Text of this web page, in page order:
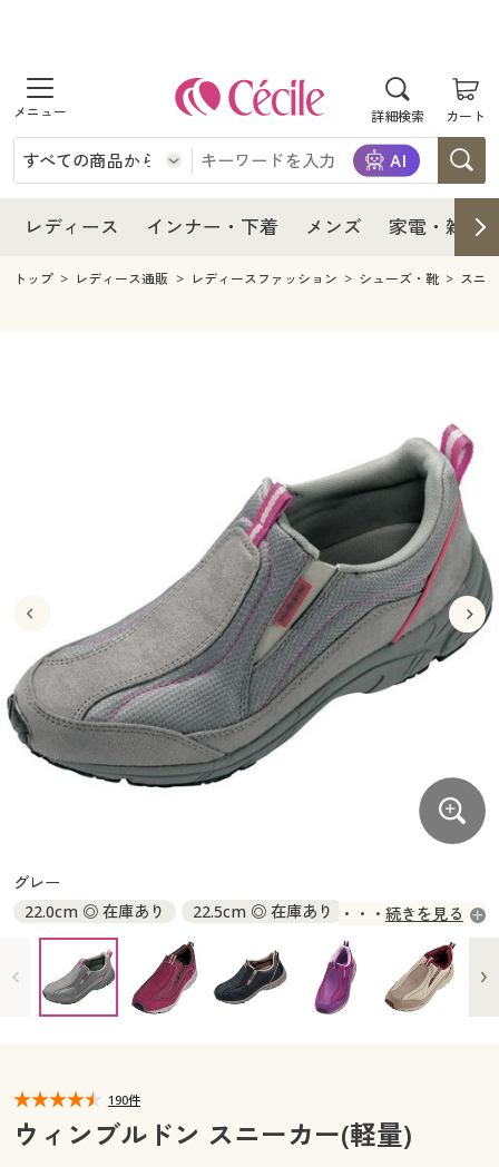
詳細検索 カート
商品を探す
レディース
レディースファッション
インナー・下着
インナー・下着通販すべて
メンズ
カーテン・ラグ・ファブリック
美容・健康・サプリメント
制服・スクールすべて
制服・学生服
ジュニア・ティーンズ下着
大きいサイズ通販すべて
大きいサイズ レディース服
大きいサイズ レディース下着
大きいサイズ 事務・制服
バーゲン
バーゲンセール
シークレットセール
詳細検索
商品カテゴリ一覧
カタログ・チラシからのご注文
デジタルカタログ
カタログ無料プレゼント
マイページ
レディース インナー・下着 メンズ 家電・雑貨
レディース
レディース通販すべて
レディースファッション
インナー・下着
インナー・下着通販すべて
メンズ
カーテン・ラグ・ファブリック
ジュニア・ティーンズ下着
大きいサイズ通販すべて
大きいサイズ レディース服
大きいサイズ レディース下着
大きいサイズ メンズ
バーゲンセール
シークレットセール
詳細検索
商品カテゴリ一覧
カタログ
カタログ無料プレゼント
会員メニュー
閲覧履歴
トップ レディース通販 レディースファッション シューズ・靴 スニ
グレー
22.0cm ◎ 在庫あり
22.5cm ◎ 在庫あり
23.0cm ◎ 在庫あり
23.5cm ◎ 在庫あり
24.0cm ◎ 在庫あり
24.5cm ◎ 在庫あり
25.0cm ◎ 在庫あり
続きを見る
190件
ウィンブルドン スニーカー(軽量)